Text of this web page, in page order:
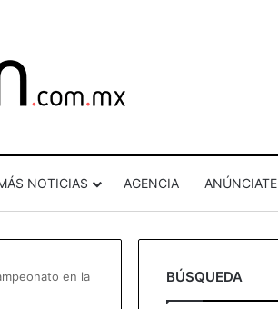
NOTICIAS AGENCIA ANÚNCIATE
en la
BÚSQUEDA